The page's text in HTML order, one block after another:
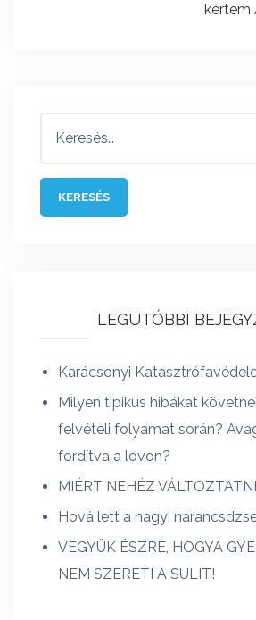
kértem
LEGUTÓBBI
Karácsonyi
Milyen tipikus hibákat
felvételi folyamat során?
fordítva a lovon?
MIÉRT NEHÉZ
Hová lett a nagyi
VEGYÜK ÉSZRE, HOGYA
NEM SZERETI A SULIT!